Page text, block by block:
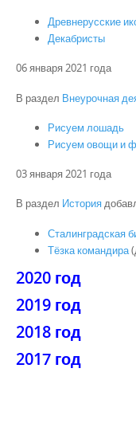
Древнерусские
Декабристы
06 января 2021 года
В раздел Внеурочная
Рисуем лошадь
Рисуем овощи и
03 января 2021 года
В раздел История
Сталинградская
Тёзка командира
2020 год
2019 год
2018 год
2017 год